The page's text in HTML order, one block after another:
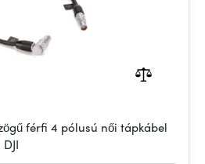
férfi 4 pólusú női tápkábel